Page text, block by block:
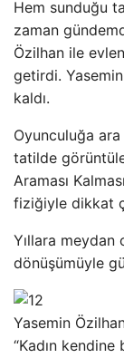
Hem sunduğu
zaman
Özilhan ile
getirdi.
kaldı.
Oyunculuğa
tatilde
Araması
fiziğiyle dikkat
Yıllara meydan
dönüşümüyle
Yasemin
“Kadın kendine